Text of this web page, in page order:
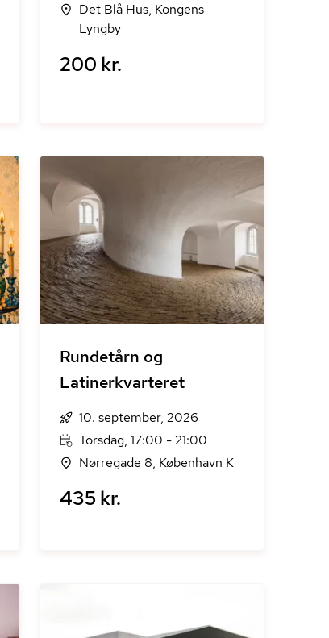
Det Blå Hus, Kongens
Lyngby
200 kr.
Rundetårn og
Latinerkvarteret
10. september, 2026
Torsdag, 17:00 - 21:00
Nørregade 8, København K
435 kr.